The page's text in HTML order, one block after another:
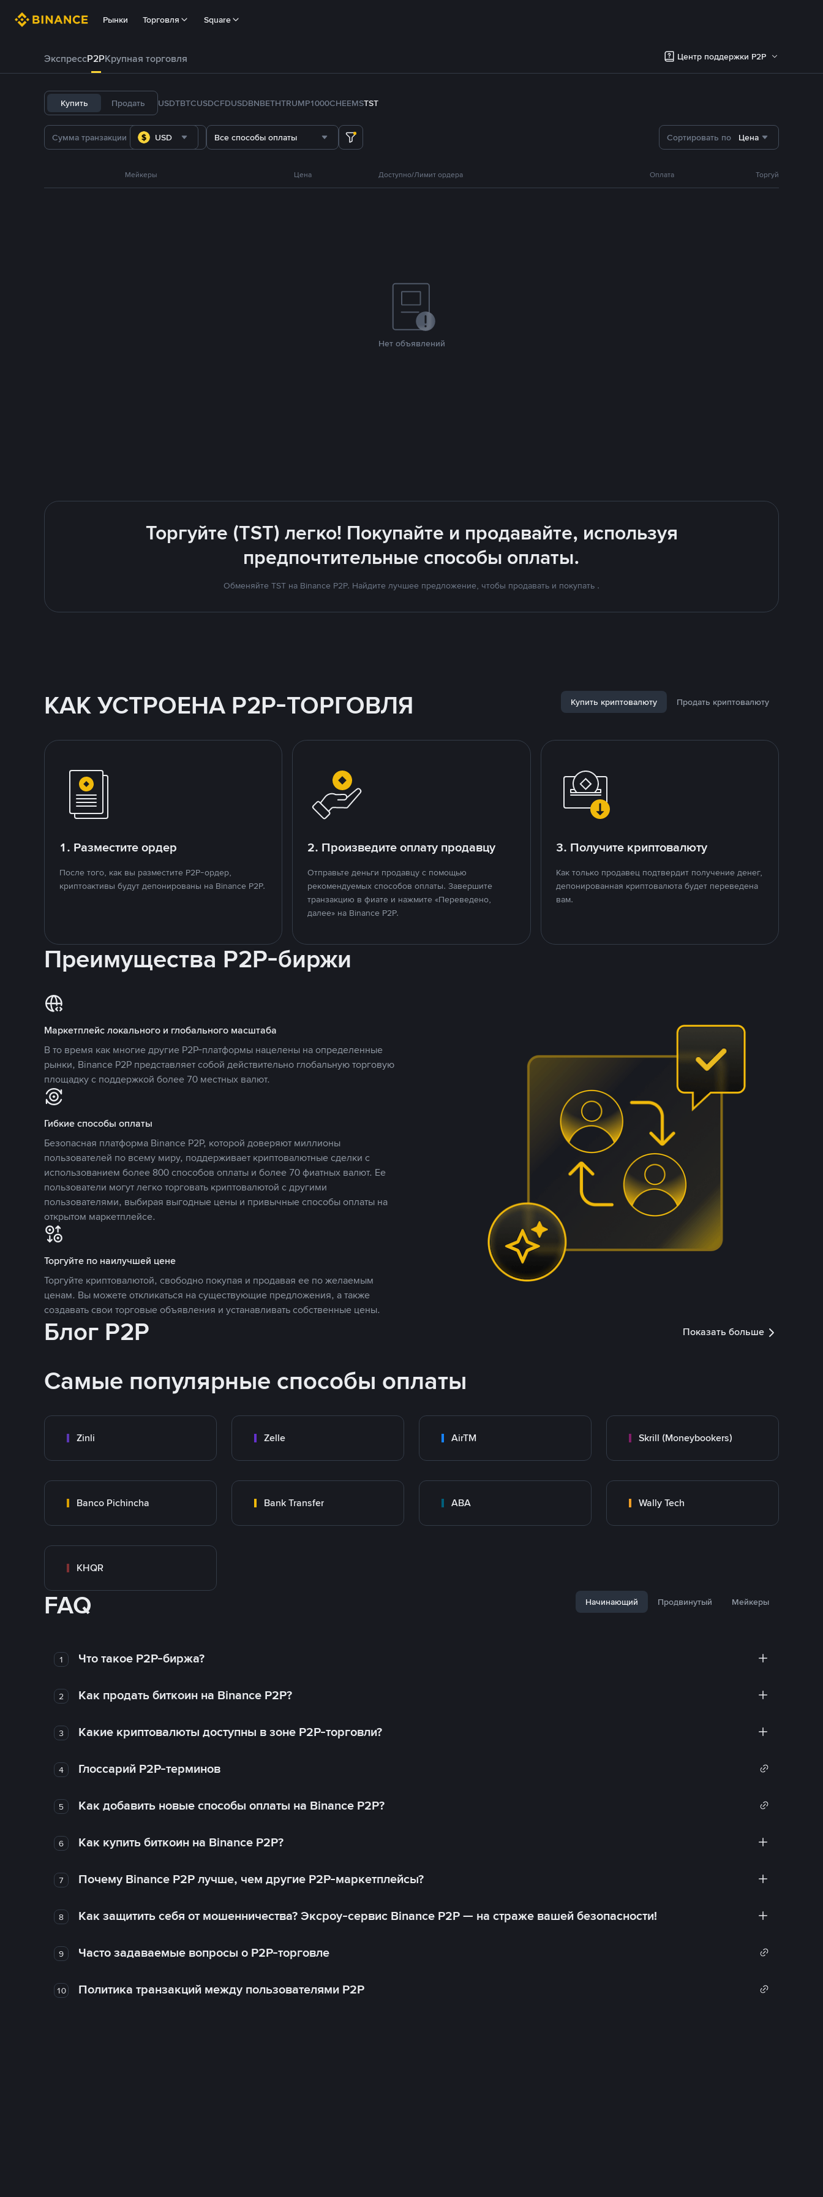
Рынки Торговля Square
ЭкспрессP2PКрупная торговля Центр поддержки P2P
Купить Продать USDTBTCUSDCFDUSDBNBETHTRUMP1000CHEEMSTST
USD Все способы оплаты Сортировать по Цена
Мейкеры Цена Доступно/Лимит ордера Оплата Торгуй
Нет объявлений
Торгуйте (TST) легко! Покупайте и продавайте, используя
предпочтительные способы оплаты.
Обменяйте TST на Binance P2P. Найдите лучшее предложение, чтобы продавать и покупать .
КАК УСТРОЕНА P2P-ТОРГОВЛЯ Купить криптовалюту Продать криптовалюту
1. Разместите ордер
После того, как вы разместите P2P-ордер,
криптоактивы будут депонированы на Binance P2P.
2. Произведите оплату продавцу
Отправьте деньги продавцу с помощью
рекомендуемых способов оплаты. Завершите
транзакцию в фиате и нажмите «Переведено,
далее» на Binance P2P.
3. Получите криптовалюту
Как только продавец подтвердит получение денег,
депонированная криптовалюта будет переведена
вам.
Преимущества P2P-биржи
Маркетплейс локального и глобального масштаба
В то время как многие другие P2P-платформы нацелены на определенные
рынки, Binance P2P представляет собой действительно глобальную торговую
площадку с поддержкой более 70 местных валют.
Гибкие способы оплаты
Безопасная платформа Binance P2P, которой доверяют миллионы
пользователей по всему миру, поддерживает криптовалютные сделки с
использованием более 800 способов оплаты и более 70 фиатных валют. Ее
пользователи могут легко торговать криптовалютой с другими
пользователями, выбирая выгодные цены и привычные способы оплаты на
открытом маркетплейсе.
Торгуйте по наилучшей цене
Торгуйте криптовалютой, свободно покупая и продавая ее по желаемым
ценам. Вы можете откликаться на существующие предложения, а также
создавать свои торговые объявления и устанавливать собственные цены.
Блог P2P Показать больше
Самые популярные способы оплаты
Zinli Zelle AirTM Skrill (Moneybookers)
Banco Pichincha Bank Transfer ABA Wally Tech
KHQR
FAQ Начинающий Продвинутый Мейкеры
1 Что такое P2P-биржа?
2 Как продать биткоин на Binance P2P?
3 Какие криптовалюты доступны в зоне P2P-торговли?
4 Глоссарий P2P-терминов
5 Как добавить новые способы оплаты на Binance P2P?
6 Как купить биткоин на Binance P2P?
7 Почему Binance P2P лучше, чем другие P2P-маркетплейсы?
8 Как защитить себя от мошенничества? Эксроу-сервис Binance P2P — на страже вашей безопасности!
9 Часто задаваемые вопросы о P2P-торговле
10 Политика транзакций между пользователями P2P